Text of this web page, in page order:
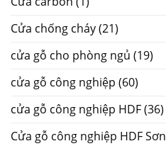
Cửa chống cháy(21)
cửa gỗ cho phòng ngủ (19)
cửa gỗ công nghiệp (60)
cửa gỗ công nghiệp HDF(36)
Cửa gỗ công nghiệp HDF Sơn